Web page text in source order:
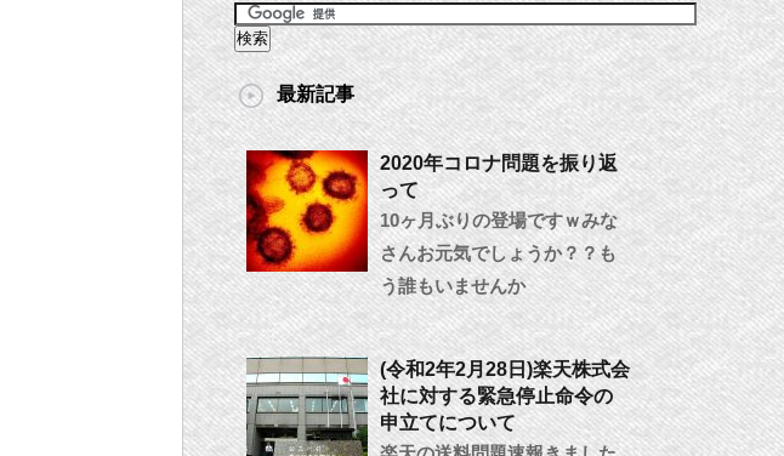
最新記事
2020年コロナ問題を振り返
って
10ヶ月ぶりの登場ですｗみな
さんお元気でしょうか？？も
う誰もいませんか
(令和2年2月28日)楽天株式会
社に対する緊急停止命令の
申立てについて